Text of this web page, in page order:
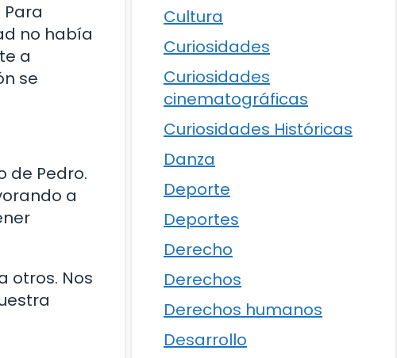
no había
a
se
de Pedro.
a
otros. Nos
Cultura
Curiosidades
Curiosidades
cinematográficas
Curiosidades Históricas
Danza
Deporte
Deportes
Derecho
Derechos
Derechos humanos
Desarrollo